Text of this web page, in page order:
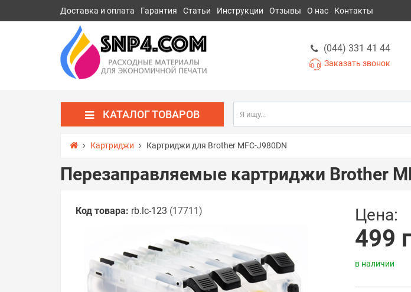
Доставка и оплата Гарантия Статьи Инструкции Отзывы О нас Контакты
(044) 331 41 44
Заказать звонок
КАТАЛОГ ТОВАРОВ
Картриджи Картриджи для Brother MFC-J980DN
Перезаправляемые картриджи Brother
Код товара: rb.lc-123 (17711) Цена:
499
в наличии